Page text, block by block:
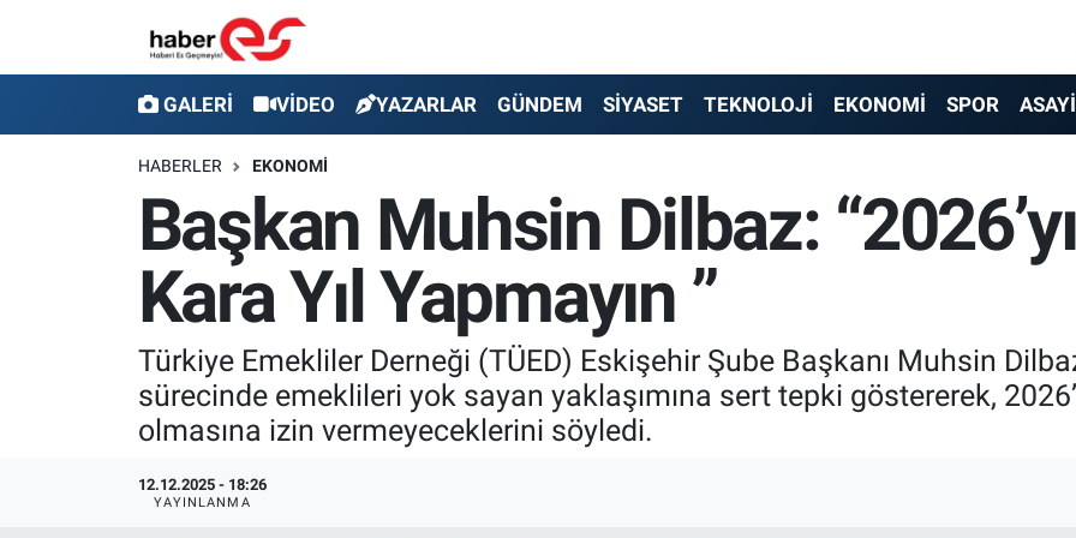
GALERİ VİDEO YAZARLAR GÜNDEM SİYASET TEKNOLOJİ EKONOMİ SPOR
HABERLER EKONOMİ
Başkan Muhsin Dilbaz:
Kara Yıl Yapmayın ”
Türkiye Emekliler Derneği (TÜED) Eskişehir Şube Başkanı Muhsin
sürecinde emeklileri yok sayan yaklaşımına sert tepki göstererek,
olmasına izin vermeyeceklerini söyledi.
12.12.2025 - 18:26
YAYINLANMA
YAZARLAR
GÜNDEM
TEKNOLOJİ
Eskişehir Nöbetçi Eczaneler
Eskişehir Trafik Yoğunluk Haritası
Süper Lig Puan Durumu ve Fikstür
Son Dakika Haberleri